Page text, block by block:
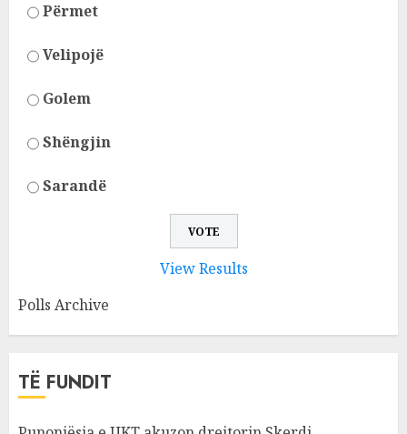
Përmet
Velipojë
Golem
Shëngjin
Sarandë
View Results
Polls Archive
TË FUNDIT